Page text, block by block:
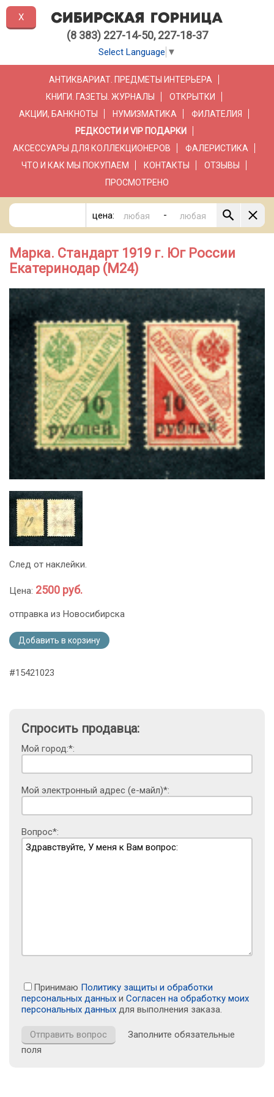
(8 383) 227-14-50, 227-18-37
Select Language ▼
АНТИКВАРИАТ. ПРЕДМЕТЫ ИНТЕРЬЕРА
КНИГИ. ГАЗЕТЫ. ЖУРНАЛЫ
ОТКРЫТКИ
АКЦИИ, БАНКНОТЫ
НУМИЗМАТИКА
ФИЛАТЕЛИЯ
РЕДКОСТИ И VIP ПОДАРКИ
АКСЕССУАРЫ ДЛЯ КОЛЛЕКЦИОНЕРОВ
ФАЛЕРИСТИКА
ЧТО И КАК МЫ ПОКУПАЕМ
КОНТАКТЫ
ОТЗЫВЫ
ПРОСМОТРЕНО
цена: -
Марка. Стандарт 1919 г. Юг России
Екатеринодар (М24)
След от наклейки.
Цена: 2500 руб.
отправка из Новосибирска
Добавить в корзину
#15421023
Спросить продавца:
Мой город:*:
Мой электронный адрес (е-майл)*:
Вопрос*:
Принимаю Политику защиты и обработки
персональных данных и Согласен на обработку моих
персональных данных для выполнения заказа.
Заполните обязательные
поля
X